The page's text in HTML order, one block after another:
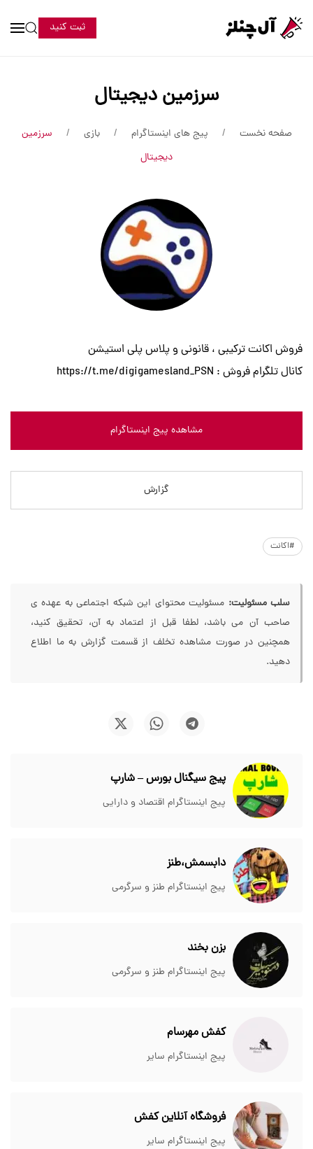
ثبت کنید
سرزمین دیجیتال
صفحه نخست پیج های اینستاگرام بازی
سرزمین
دیجیتال
فروش اکانت ترکیبی ، قانونی و پلاس پلی استیشن
كانال تلگرام فروش : https://t.me/digigamesland_PSN
مشاهده پیج اینستاگرام
گزارش
#اکانت
سلب مسئولیت: مسئولیت محتوای این شبکه اجتماعی به عهده ی
صاحب آن می باشد، لطفا قبل از اعتماد به آن، تحقیق کنید،
همچنین در صورت مشاهده تخلف از قسمت گزارش به ما اطلاع
دهید.
پیج سیگنال بورس – شارپ
پیج اینستاگرام اقتصاد و دارایی
دابسمش،طنز
پیج اینستاگرام طنز و سرگرمی
بزن بخند
پیج اینستاگرام طنز و سرگرمی
کفش مهرسام
پیج اینستاگرام سایر
فروشگاه آنلاین کفش
پیج اینستاگرام سایر